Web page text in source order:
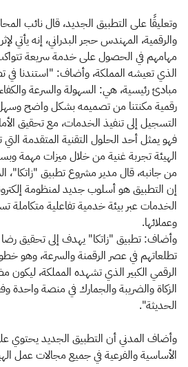
وتعليقًا على التطبيق الجديد، قال نائب
والرقمية، المهندس حجر البدراني، إنه يأتي
مهامهم في الحصول على خدمة سريعة
الذي تعيشه المملكة، وأضاف: "استندنا في
مبادئ رئيسية، هي: السهولة والسرعة
رقمية مكنتنا من تصميمه بشكل واضح
التسجيل إلى تنفيذ الخدمات، مع تحقيق
فهو يمثل أحد الحلول التقنية المتقدمة
الهيئة تجربة غنية من خلال ميزات مهمة
من جانبه، قال مدير مشروع تطبيق "زاتكا"،
إن التطبيق هو أسلوب جديد لمنظومة
الخدمات عبر بيئة خدمية تفاعلية متكاملة
وعملائها.
وأضاف: تطبيق "زاتكا" يهدف إلى تحقيق
تطلعاتهم في عصر الرقمنة والسرعة، وهو
الرقمي الكبير الذي تشهده المملكة،
الزكاة والضريبة والجمارك في منصة واحدة
الحديثة".
وأضاف المدني أن التطبيق الجديد يحتوي
الأساسية والفرعية في جميع مجالات عمل